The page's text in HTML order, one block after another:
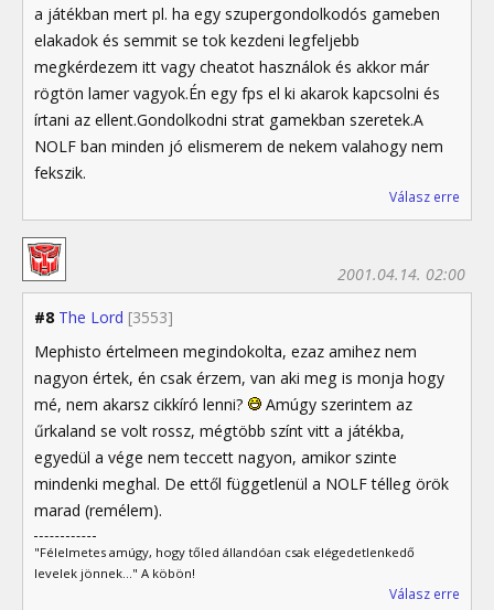
a játékban mert pl. ha egy szupergondolkodós gameben
elakadok és semmit se tok kezdeni legfeljebb
megkérdezem itt vagy cheatot használok és akkor már
rögtön lamer vagyok.Én egy fps el ki akarok kapcsolni és
írtani az ellent.Gondolkodni strat gamekban szeretek.A
NOLF ban minden jó elismerem de nekem valahogy nem
fekszik.
Válasz erre
#8 The Lord [3553]
2001.04.14. 02:00
Mephisto értelmeen megindokolta, ezaz amihez nem
nagyon értek, én csak érzem, van aki meg is monja hogy
mé, nem akarsz cikkíró lenni?
Amúgy szerintem az
űrkaland se volt rossz, mégtöbb színt vitt a játékba,
egyedül a vége nem teccett nagyon, amikor szinte
mindenki meghal. De ettől függetlenül a NOLF télleg örök
marad (remélem).
"Félelmetes amúgy, hogy tőled állandóan csak elégedetlenkedő
levelek jönnek..." A köbön!
Válasz erre